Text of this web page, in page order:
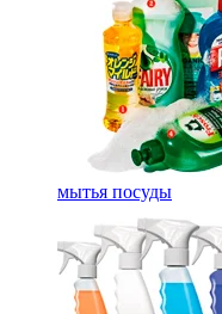
мытья посуды